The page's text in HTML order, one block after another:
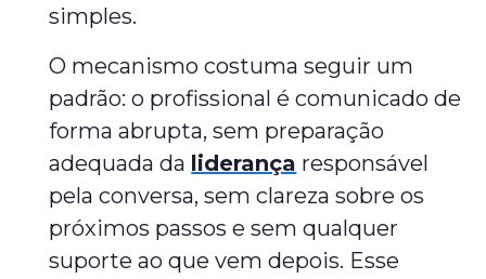
simples.
O mecanismo costuma seguir um
padrão: o profissional é comunicado de
forma abrupta, sem preparação
adequada da liderança responsável
pela conversa, sem clareza sobre os
próximos passos e sem qualquer
suporte ao que vem depois. Esse